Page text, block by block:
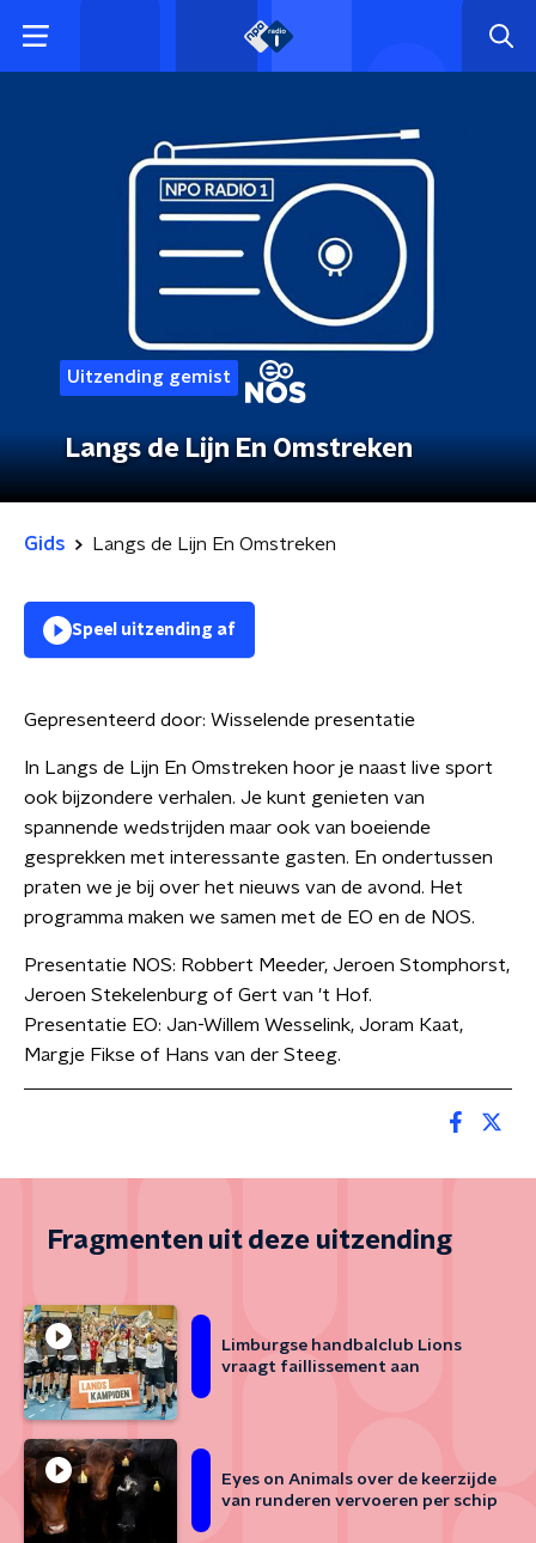
Uitzending gemist
Langs de Lijn En Omstreken
Gids Langs de Lijn En Omstreken
Speel uitzending af
Gepresenteerd door: Wisselende presentatie
In Langs de Lijn En Omstreken hoor je naast live sport
ook bijzondere verhalen. Je kunt genieten van
spannende wedstrijden maar ook van boeiende
gesprekken met interessante gasten. En ondertussen
praten we je bij over het nieuws van de avond. Het
programma maken we samen met de EO en de NOS.
Presentatie NOS: Robbert Meeder, Jeroen Stomphorst,
Jeroen Stekelenburg of Gert van 't Hof.
Presentatie EO: Jan-Willem Wesselink, Joram Kaat,
Margje Fikse of Hans van der Steeg.
Fragmenten uit deze uitzending
Limburgse handbalclub Lions
vraagt faillissement aan
Eyes on Animals over de keerzijde
van runderen vervoeren per schip